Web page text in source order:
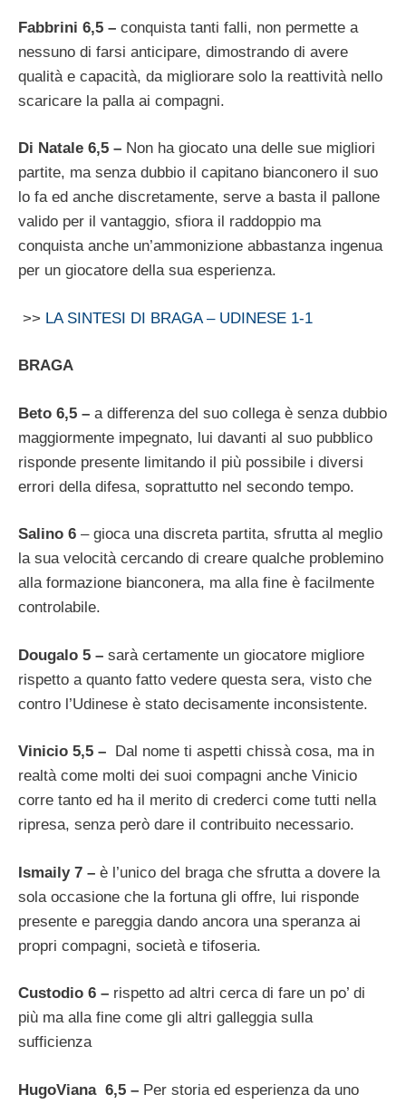
Fabbrini 6,5 – conquista tanti falli, non permette a
nessuno di farsi anticipare, dimostrando di avere
qualità e capacità, da migliorare solo la reattività nello
scaricare la palla ai compagni.
Di Natale 6,5 – Non ha giocato una delle sue migliori
partite, ma senza dubbio il capitano bianconero il suo
lo fa ed anche discretamente, serve a basta il pallone
valido per il vantaggio, sfiora il raddoppio ma
conquista anche un’ammonizione abbastanza ingenua
per un giocatore della sua esperienza.
>> LA SINTESI DI BRAGA – UDINESE 1-1
BRAGA
Beto 6,5 – a differenza del suo collega è senza dubbio
maggiormente impegnato, lui davanti al suo pubblico
risponde presente limitando il più possibile i diversi
errori della difesa, soprattutto nel secondo tempo.
Salino 6 – gioca una discreta partita, sfrutta al meglio
la sua velocità cercando di creare qualche problemino
alla formazione bianconera, ma alla fine è facilmente
controlabile.
Dougalo 5 – sarà certamente un giocatore migliore
rispetto a quanto fatto vedere questa sera, visto che
contro l’Udinese è stato decisamente inconsistente.
Vinicio 5,5 – Dal nome ti aspetti chissà cosa, ma in
realtà come molti dei suoi compagni anche Vinicio
corre tanto ed ha il merito di crederci come tutti nella
ripresa, senza però dare il contribuito necessario.
Ismaily 7 – è l’unico del braga che sfrutta a dovere la
sola occasione che la fortuna gli offre, lui risponde
presente e pareggia dando ancora una speranza ai
propri compagni, società e tifoseria.
Custodio 6 – rispetto ad altri cerca di fare un po’ di
più ma alla fine come gli altri galleggia sulla
sufficienza
HugoViana 6,5 – Per storia ed esperienza da uno